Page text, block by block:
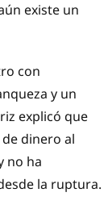
existe un
con
y un
explicó que
dinero al
no ha
la ruptura.